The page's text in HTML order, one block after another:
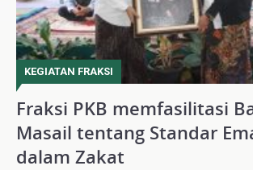
KEGIATAN FRAKSI
Fraksi PKB memfasilitasi
Masail tentang Standar
dalam Zakat